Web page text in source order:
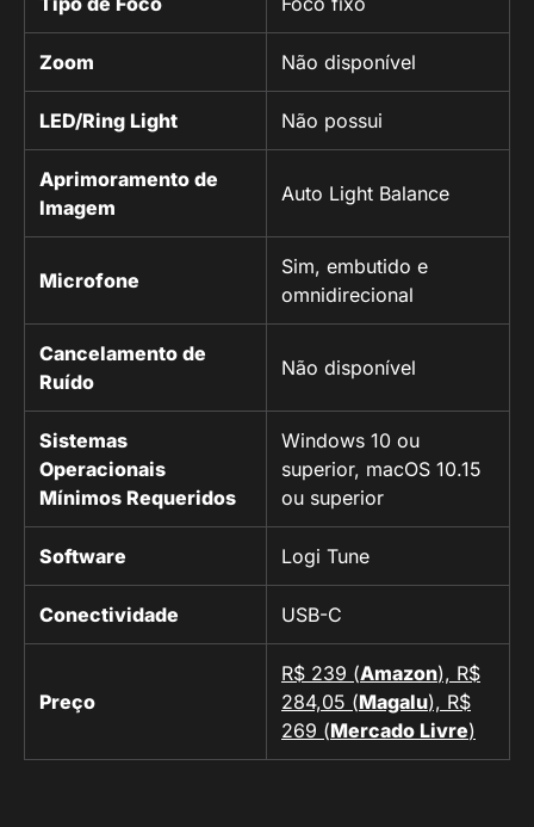
Zoom Não disponível
LED/Ring Light Não possui
Aprimoramento de
Imagem
Auto Light Balance
Microfone
Sim, embutido e
omnidirecional
Cancelamento de
Ruído
Não disponível
Sistemas
Operacionais
Mínimos Requeridos
Windows 10 ou
superior, macOS 10.15
ou superior
Software Logi Tune
Conectividade USB-C
Preço
R$ 239 (Amazon), R$
284,05 (Magalu), R$
269 (Mercado Livre)